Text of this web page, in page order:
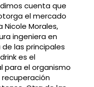
cuenta que
el mercado
Morales,
ingeniera en
las principales
es el
para el organismo